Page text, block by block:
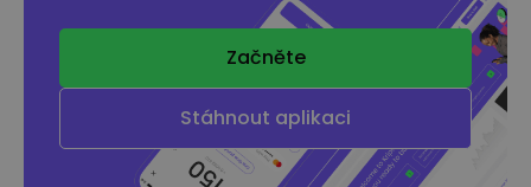
Začněte
Stáhnout aplikaci